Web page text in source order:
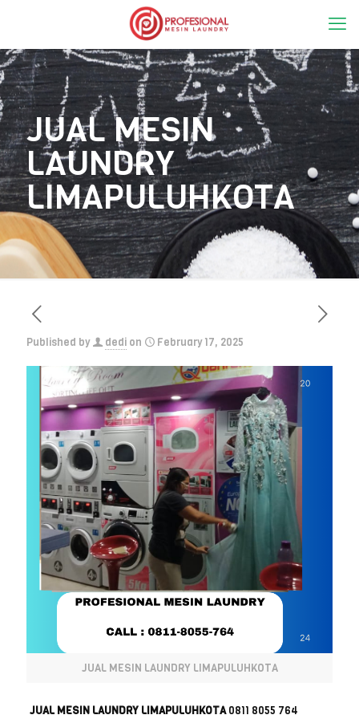
JUAL MESIN
LAUNDRY
LIMAPULUHKOTA
Published by dedi on February 17, 2025
JUAL MESIN LAUNDRY LIMAPULUHKOTA
JUAL MESIN LAUNDRY LIMAPULUHKOTA0811 8055 764